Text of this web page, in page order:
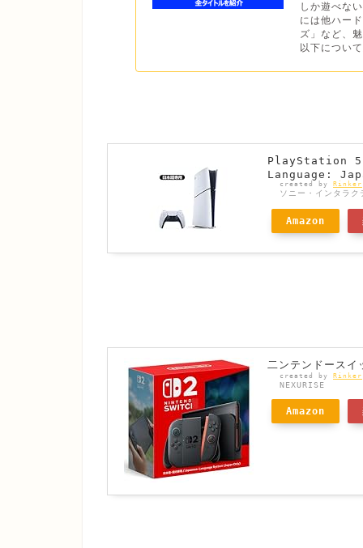
しか遊べな
には他ハー
ズ」など、
以下につい
PlayStation 5
Language:
created by Rinker
ソニー・インタラ
Amazon
二ンテンドース
created by Rinker
NEXURISE
Amazon